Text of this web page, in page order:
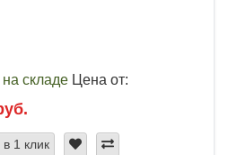
складе Цена от:
в 1 клик